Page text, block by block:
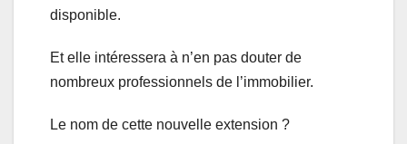
disponible.
Et elle intéressera à n’en pas douter de
nombreux professionnels de l’immobilier.
Le nom de cette nouvelle extension ?